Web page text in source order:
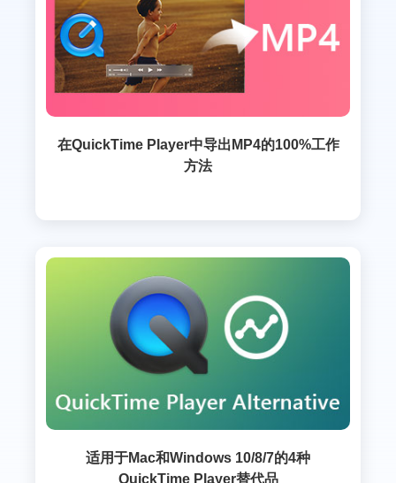
在QuickTime Player中导出MP4的100%工作
方法
适用于Mac和Windows 10/8/7的4种
QuickTime Player替代品